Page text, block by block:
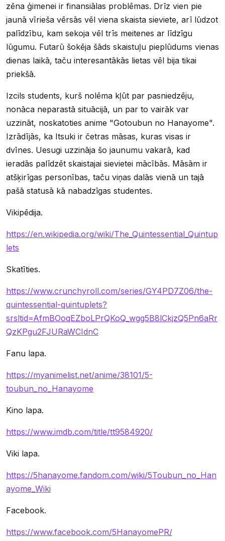
zēna ģimenei ir finansiālas problēmas. Drīz vien pie
jaunā vīrieša vērsās vēl viena skaista sieviete, arī lūdzot
palīdzību, kam sekoja vēl trīs meitenes ar līdzīgu
lūgumu. Futarū šokēja šāds skaistuļu pieplūdums vienas
dienas laikā, taču interesantākās lietas vēl bija tikai
priekšā.
Izcils students, kurš nolēma kļūt par pasniedzēju,
nonāca neparastā situācijā, un par to vairāk var
uzzināt, noskatoties anime "Gotoubun no Hanayome".
Izrādījās, ka Itsuki ir četras māsas, kuras visas ir
dvīnes. Uesugi uzzināja šo jaunumu vakarā, kad
ieradās palīdzēt skaistajai sievietei mācībās. Māsām ir
atšķirīgas personības, taču viņas dalās vienā un tajā
pašā statusā kā nabadzīgas studentes.
Vikipēdija.
https://en.wikipedia.org/wiki/The_Quintessential_Quintup
lets
Skatīties.
https://www.crunchyroll.com/series/GY4PD7Z06/the-
quintessential-quintuplets?
srsltid=AfmBOoqEZboLPrQKoQ_wgg5B8lCkjzQ5Pn6aRr
QzKPgu2FJURaWCIdnC
Fanu lapa.
https://myanimelist.net/anime/38101/5-
toubun_no_Hanayome
Kino lapa.
https://www.imdb.com/title/tt9584920/
Viki lapa.
https://5hanayome.fandom.com/wiki/5Toubun_no_Han
ayome_Wiki
Facebook.
https://www.facebook.com/5HanayomePR/